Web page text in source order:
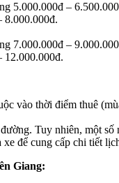
5.000.000đ –
8.000.000đ.
7.000.000đ –
12.000.000đ.
vào thời điểm thuê
Tuy nhiên, một
để cung cấp chi tiết
Giang: